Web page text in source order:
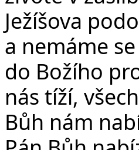
Ježíšova
a nemáme
do Božího
nás tíží,
Bůh nám